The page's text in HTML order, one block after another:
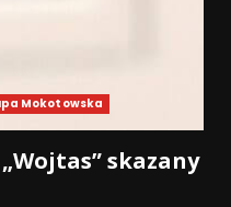
Mokotowska
skazany